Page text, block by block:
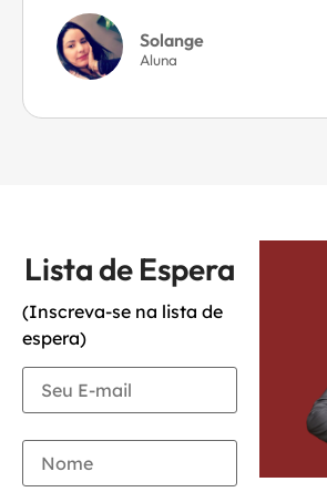
Solange
Aluna
Lista de Espera
(Inscreva-se na lista de
espera)